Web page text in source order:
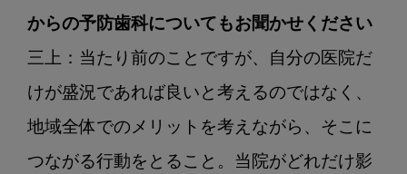
からの予防歯科についてもお聞かせください
三上：当たり前のことですが、自分の医院だ
けが盛況であれば良いと考えるのではなく、
地域全体でのメリットを考えながら、そこに
つながる行動をとること。当院がどれだけ影